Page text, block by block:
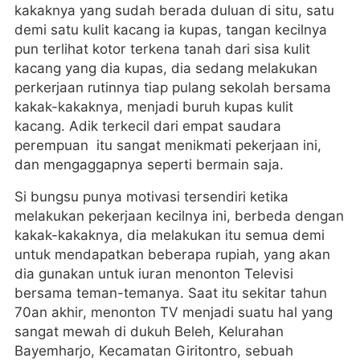
kakaknya yang sudah berada duluan di situ, satu
demi satu kulit kacang ia kupas, tangan kecilnya
pun terlihat kotor terkena tanah dari sisa kulit
kacang yang dia kupas, dia sedang melakukan
perkerjaan rutinnya tiap pulang sekolah bersama
kakak-kakaknya, menjadi buruh kupas kulit
kacang. Adik terkecil dari empat saudara
perempuan itu sangat menikmati pekerjaan ini,
dan mengaggapnya seperti bermain saja.
Si bungsu punya motivasi tersendiri ketika
melakukan pekerjaan kecilnya ini, berbeda dengan
kakak-kakaknya, dia melakukan itu semua demi
untuk mendapatkan beberapa rupiah, yang akan
dia gunakan untuk iuran menonton Televisi
bersama teman-temanya. Saat itu sekitar tahun
70an akhir, menonton TV menjadi suatu hal yang
sangat mewah di dukuh Beleh, Kelurahan
Bayemharjo, Kecamatan Giritontro, sebuah